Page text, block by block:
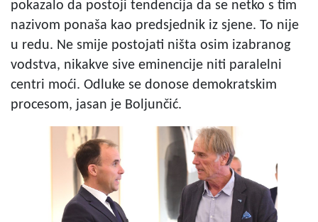
pokazalo da postoji tendencija da se netko s tim
nazivom ponaša kao predsjednik iz sjene. To nije
u redu. Ne smije postojati ništa osim izabranog
vodstva, nikakve sive eminencije niti paralelni
centri moći. Odluke se donose demokratskim
procesom, jasan je Boljunčić.